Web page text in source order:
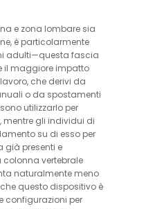
e zona lombare sia
è particolarmente
adulti—questa fascia
il maggiore impatto
che derivi da
o da spostamenti
utilizzarlo per
mentre gli individui di
su di esso per
già presenti e
colonna vertebrale
naturalmente meno
questo dispositivo è
configurazioni per